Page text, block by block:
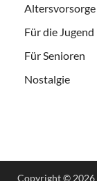
Altersvorsorge
Für die Jugend
Für Senioren
Nostalgie
Copyright © 2026